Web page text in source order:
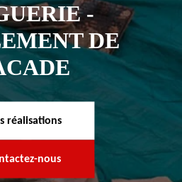
-
DE
réalisations
nous